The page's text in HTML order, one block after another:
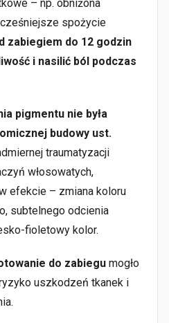
– np. obniżona
spożycie
zabiegiem do 12 godzin
i nasilić ból podczas
pigmentu nie była
budowy ust.
traumatyzacji
włosowatych,
efekcie – zmiana koloru
subtelnego odcienia
fioletowy kolor.
do zabiegu mogło
uszkodzeń tkanek i